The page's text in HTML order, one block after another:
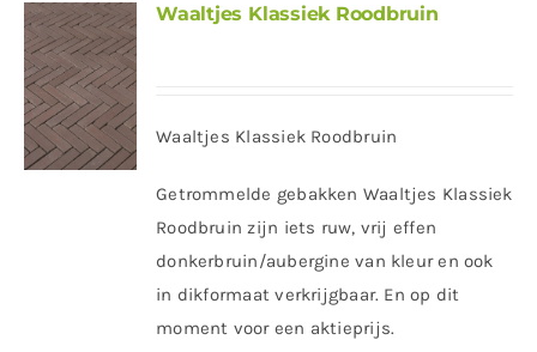
Waaltjes Klassiek Roodbruin
Waaltjes Klassiek Roodbruin
Getrommelde gebakken Waaltjes Klassiek
Roodbruin zijn iets ruw, vrij effen
donkerbruin/aubergine van kleur en ook
in dikformaat verkrijgbaar. En op dit
moment voor een aktieprijs.